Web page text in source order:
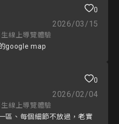
0
2026/03/15
線上導覽體驗
google map
0
2026/02/04
線上導覽體驗
區、每個細節不放過，老實